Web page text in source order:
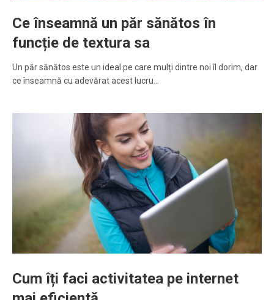
Ce înseamnă un păr sănătos în
funcție de textura sa
Un păr sănătos este un ideal pe care mulți dintre noi îl dorim, dar
ce înseamnă cu adevărat acest lucru…
Cum îți faci activitatea pe internet